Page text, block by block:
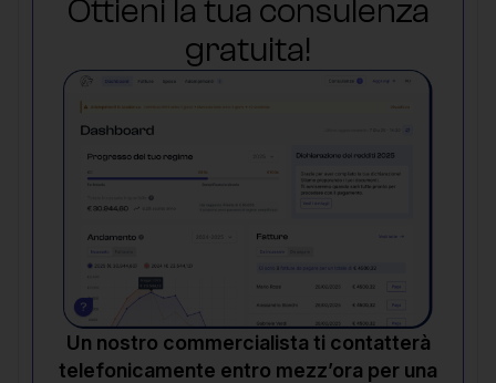
Ottieni la tua consulenza
gratuita!
Un nostro commercialista ti contatterà
telefonicamente entro mezz’ora per una